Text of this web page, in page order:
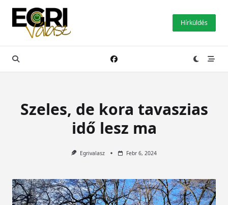
Skip
content
Hírküldés
Szeles, de kora tavaszias
idő lesz ma
Egrivalasz Febr 6, 2024